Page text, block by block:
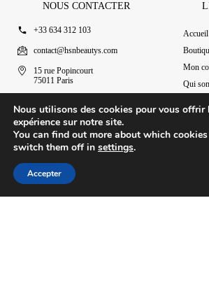
NOUS CONTACTER
+33 634 312 103
contact@hsnbeautys.com
15 rue Popincourt
75011 Paris
Accueil
Mon
Qui
Nous utilisons des cookies pour vous offrir
expérience sur notre site.
You can find out more about which
switch them off in settings.
Accepter
Accueil